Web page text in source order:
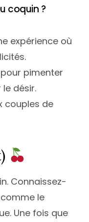
coquin ?
expérience où
pimenter
désir.
couples de
Connaissez-
le
Une fois que